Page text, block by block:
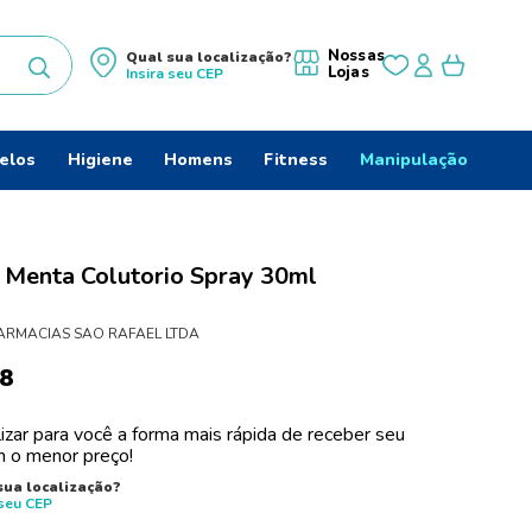
Qual sua localização?
Insira seu CEP
Nossas
Lojas
Higiene Homens Fitness Manipulação
Colutorio Spray 30ml
SAO RAFAEL LTDA
para você a forma mais rápida de receber seu
o menor preço!
localização?
CEP